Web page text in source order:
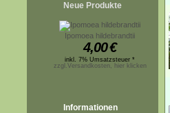
Neue Produkte
Ipomoea hildebrandtii
4,00€
inkl. 7% Umsatzsteuer *
zzgl.Versandkosten, hier klicken
Informationen